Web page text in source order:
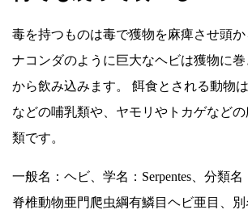
毒を持つものは毒で獲物を麻痺させ頭
ナコンダのように巨大なヘビは獲物に
から飲み込みます。 餌食とされる動物
などの哺乳類や、ヤモリやトカゲなど
類です。
一般名：ヘビ、学名：Serpentes、分類
脊椎動物亜門爬虫綱有鱗目ヘビ亜目、別